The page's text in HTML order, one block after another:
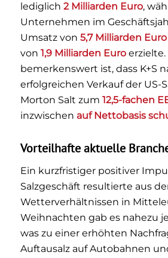
lediglich 2 Milliarden Euro,
Unternehmen im
Umsatz von 5,7 Milliarden Euro
von 1,9 Milliarden Euroerzielte.
bemerkenswert ist, dass K+S
erfolgreichen Verkauf der US-
Morton Salt zum 12,5-fachen
inzwischen auf Nettobasis
Vorteilhafte aktuelle
Ein kurzfristiger positiver
Salzgeschäft resultierte aus
Wetterverhältnissen in
Weihnachten gab es nahezu
was zu einer erhöhten
Auftausalz auf Autobahnen